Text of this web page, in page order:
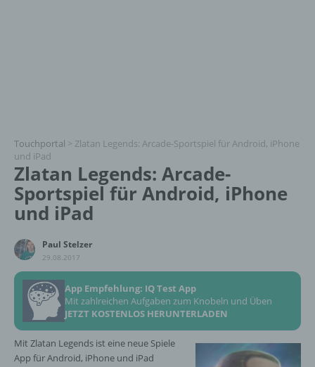
Touchportal > Zlatan Legends: Arcade-Sportspiel für Android, iPhone
und iPad
Zlatan Legends: Arcade-
Sportspiel für Android, iPhone
und iPad
Paul Stelzer
29.08.2017
App Empfehlung: IQ Test App
Mit zahlreichen Aufgaben zum Knobeln und Üben
JETZT KOSTENLOS HERUNTERLADEN
Mit Zlatan Legends ist eine neue Spiele
App für Android, iPhone und iPad